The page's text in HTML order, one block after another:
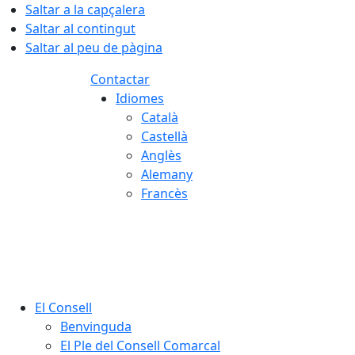
Saltar a la capçalera
Saltar al contingut
Saltar al peu de pàgina
Contactar
Idiomes
Català
Castellà
Anglès
Alemany
Francès
El Consell
Benvinguda
El Ple del Consell Comarcal